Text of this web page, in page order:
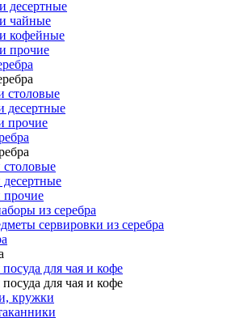
десертные
чайные
кофейные
прочие
столовые
десертные
прочие
из серебра
сервировки из серебра
для чая и кофе
для чая и кофе
кружки